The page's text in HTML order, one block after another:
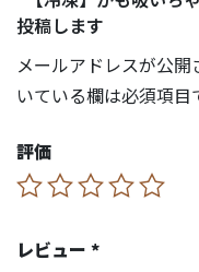
投稿します
メールアドレスが公開
いている欄は必須項目
評価
レビュー *